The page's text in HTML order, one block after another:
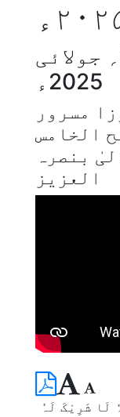
خطبہ جمعہ 25؍ جولائی
2025ء
مسرور
الخامس
بنصرہ
العزیز
لَا شَرِیْکَ لَہٗ